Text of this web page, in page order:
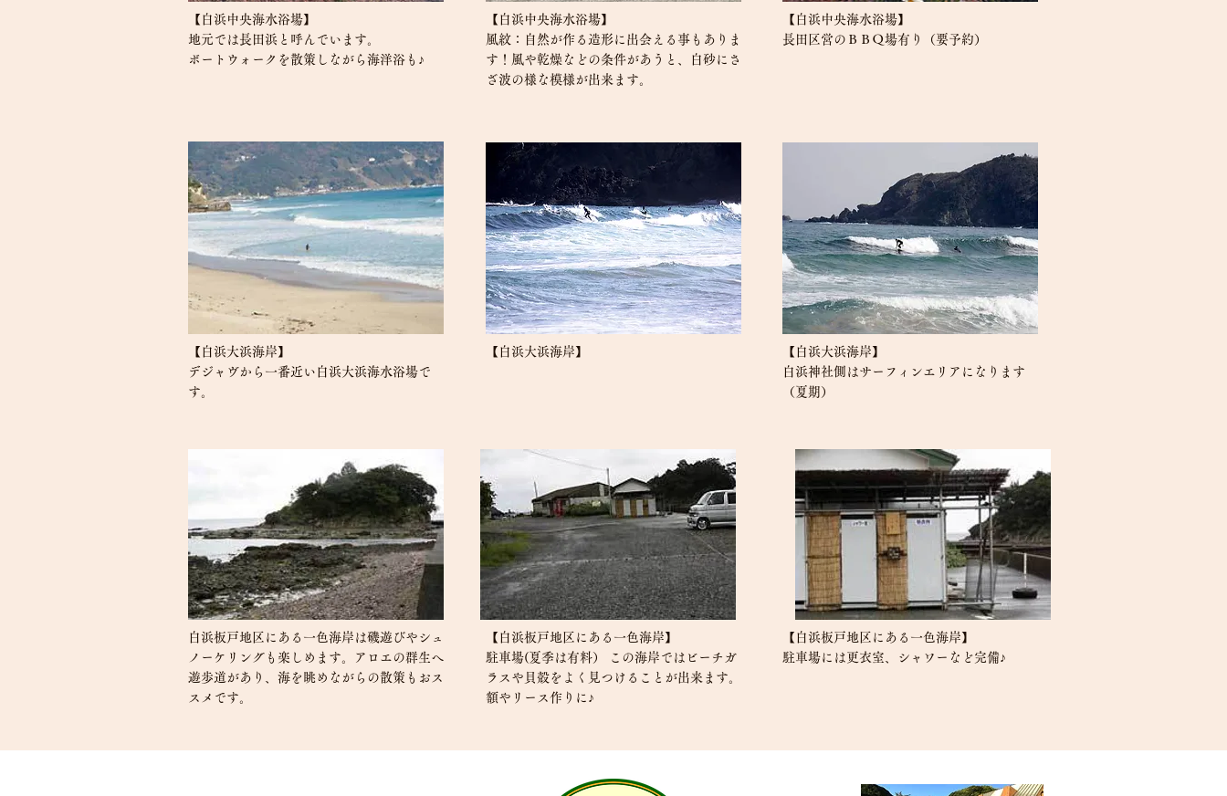
【白浜中央海水浴場】
地元では長田浜と呼んでいます。
ボートウォークを散策しながら海洋浴も♪
【白浜中央海水浴場】
風紋：自然が作る造形に出会える事もありま
す！風や乾燥などの条件があうと、白砂にさ
ざ波の様な模様が出来ます。
【白浜中央海水浴場】
長田区営のＢＢＱ場有り（要予約）
【白浜大浜海岸】
デジャヴから一番近い白浜大浜海水浴場で
す。
【白浜大浜海岸】
【白浜大浜海岸】
白浜神社側はサーフィンエリアになります
（夏期）
白浜板戸地区にある一色海岸は磯遊びやシュ
ノーケリングも楽しめます。アロエの群生へ
遊歩道があり、海を眺めながらの散策もおス
スメです。
【白浜板戸地区にある一色海岸】
駐車場(夏季は有料） この海岸ではビーチガ
ラスや貝殻をよく見つけることが出来ます。
額やリース作りに♪
【白浜板戸地区にある一色海岸】
駐車場には更衣室、シャワーなど完備♪